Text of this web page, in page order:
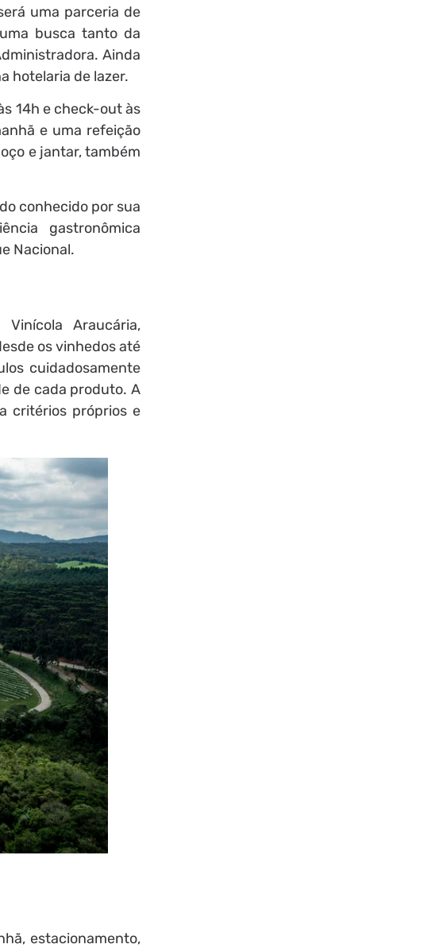
uma parceria de
busca tanto da
Ainda
hotelaria de lazer.
14h e check-out às
e uma refeição
e jantar, também
conhecido por sua
gastronômica
Nacional.
Araucária,
os vinhedos até
cuidadosamente
de cada produto. A
critérios próprios e
estacionamento,